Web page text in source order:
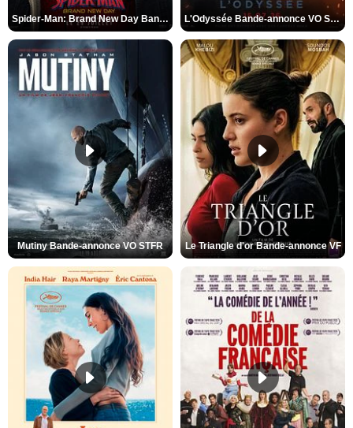
Spider-Man: Brand New Day Bande-annonce VO STFR L'Odyssée Bande-annonce VO STFR
Mutiny Bande-annonce VO STFR Le Triangle d'or Bande-annonce VF